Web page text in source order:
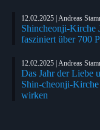
12.02.2025 | Andreas
Shincheonji-Kirche
fasziniert über 700
12.02.2025 | Andreas
Das Jahr der Liebe
Shin-cheonji-
wirken